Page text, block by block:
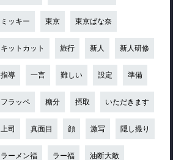
ミッキー 東京 東京ばな奈
キットカット 旅行 新人 新人研修
指導 一言 難しい 設定 準備
フラッペ 糖分 摂取 いただきます
上司 真面目 顔 激写 隠し撮り
ラーメン福 ラー福 油断大敵